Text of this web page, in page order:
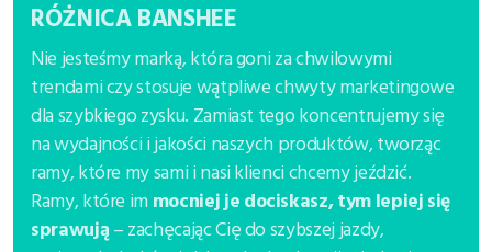
RÓŻNICA BANSHEE
Nie jesteśmy marką, która goni za chwilowymi
trendami czy stosuje wątpliwe chwyty marketingowe
dla szybkiego zysku. Zamiast tego koncentrujemy się
na wydajności i jakości naszych produktów, tworząc
ramy, które my sami i nasi klienci chcemy jeździć.
Ramy, które immocniej je dociskasz, tym lepiej się
sprawują– zachęcając Cię do szybszej jazdy,